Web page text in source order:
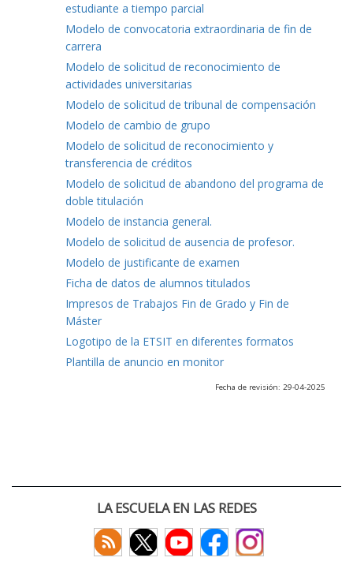
estudiante a tiempo parcial
Modelo de convocatoria extraordinaria de fin de
carrera
Modelo de solicitud de reconocimiento de
actividades universitarias
Modelo de solicitud de tribunal de compensación
Modelo de cambio de grupo
Modelo de solicitud de reconocimiento y
transferencia de créditos
Modelo de solicitud de abandono del programa de
doble titulación
Modelo de instancia general.
Modelo de solicitud de ausencia de profesor.
Modelo de justificante de examen
Ficha de datos de alumnos titulados
Impresos de Trabajos Fin de Grado y Fin de
Máster
Logotipo de la ETSIT en diferentes formatos
Plantilla de anuncio en monitor
Fecha de revisión: 29-04-2025
LA ESCUELA EN LAS REDES